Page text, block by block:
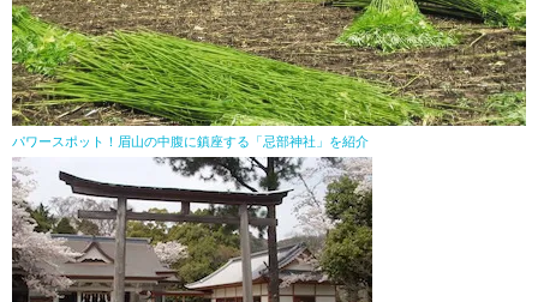
パワースポット！眉山の中腹に鎮座する「忌部神社」を紹介